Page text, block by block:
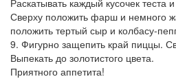
Раскатывать каждый кусочек теста
Сверху положить фарш и немного
положить тертый сыр и колбасу-
9. Фигурно защепить край пиццы.
Выпекать до золотистого цвета.
Приятного аппетита!